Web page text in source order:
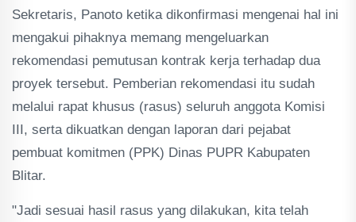
Sekretaris, Panoto ketika dikonfirmasi mengenai hal ini
mengakui pihaknya memang mengeluarkan
rekomendasi pemutusan kontrak kerja terhadap dua
proyek tersebut. Pemberian rekomendasi itu sudah
melalui rapat khusus (rasus) seluruh anggota Komisi
III, serta dikuatkan dengan laporan dari pejabat
pembuat komitmen (PPK) Dinas PUPR Kabupaten
Blitar.
"Jadi sesuai hasil rasus yang dilakukan, kita telah